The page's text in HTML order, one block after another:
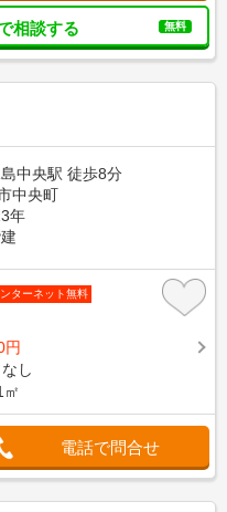
相談する 無料
中央駅 徒歩8分
中央町
年
ターネット無料
円
なし
電話で問合せ